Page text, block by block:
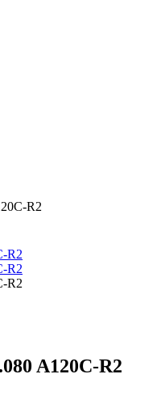
R2
A120C-R2